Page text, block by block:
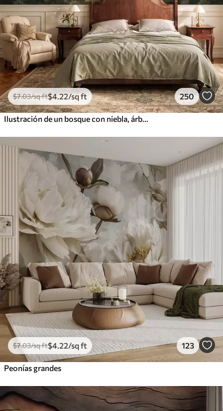
$7.03/sq ft$4.22/sq ft 250
$7.03/sq ft$4 .22/sq ft 123
Peonías grandes